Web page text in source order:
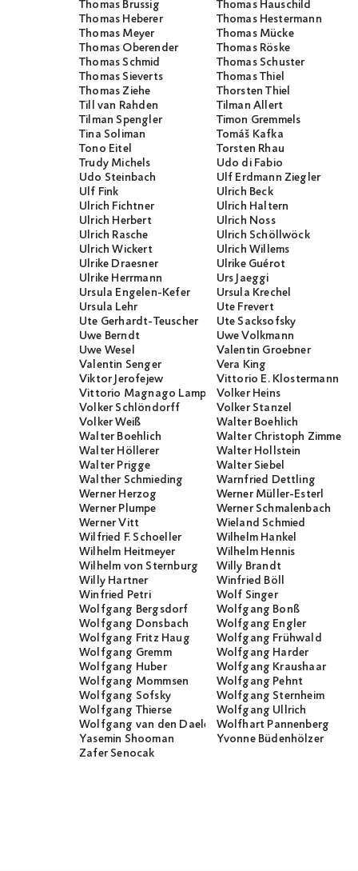
Thomas Brussig
Thomas Hauschild
Thomas Heberer
Thomas Hestermann
Thomas Meyer
Thomas Mücke
Thomas Oberender
Thomas Röske
Thomas Schmid
Thomas Schuster
Thomas Sieverts
Thomas Thiel
Thomas Ziehe
Thorsten Thiel
Till van Rahden
Tilman Allert
Tilman Spengler
Timon Gremmels
Tina Soliman
Tomáš Kafka
Tono Eitel
Torsten Rhau
Trudy Michels
Udo di Fabio
Udo Steinbach
Ulf Erdmann Ziegler
Ulf Fink
Ulrich Beck
Ulrich Fichtner
Ulrich Haltern
Ulrich Herbert
Ulrich Noss
Ulrich Rasche
Ulrich Schöllwöck
Ulrich Wickert
Ulrich Willems
Ulrike Draesner
Ulrike Guérot
Ulrike Herrmann
Urs Jaeggi
Ursula Engelen-Kefer
Ursula Krechel
Ursula Lehr
Ute Frevert
Ute Gerhardt-Teuscher
Ute Sacksofsky
Uwe Berndt
Uwe Volkmann
Uwe Wesel
Valentin Groebner
Valentin Senger
Vera King
Viktor Jerofejew
Vittorio E. Klostermann
Vittorio Magnago LampugnaniVolker Heins
Volker Schlöndorff
Volker Stanzel
Volker Weiß
Walter Boehlich
Walter Boehlich
Walter Christoph Zimmerli
Walter Höllerer
Walter Hollstein
Walter Prigge
Walter Siebel
Walther Schmieding
Warnfried Dettling
Werner Herzog
Werner Müller-Esterl
Werner Plumpe
Werner Schmalenbach
Werner Vitt
Wieland Schmied
Wilfried F. Schoeller
Wilhelm Hankel
Wilhelm Heitmeyer
Wilhelm Hennis
Wilhelm von Sternburg
Willy Brandt
Willy Hartner
Winfried Böll
Winfried Petri
Wolf Singer
Wolfgang Bergsdorf
Wolfgang Bonß
Wolfgang Donsbach
Wolfgang Engler
Wolfgang Fritz Haug
Wolfgang Frühwald
Wolfgang Gremm
Wolfgang Harder
Wolfgang Huber
Wolfgang Kraushaar
Wolfgang Mommsen
Wolfgang Pehnt
Wolfgang Sofsky
Wolfgang Sternheim
Wolfgang Thierse
Wolfgang Ullrich
Wolfgang van den Daele
Wolfhart Pannenberg
Yasemin Shooman
Yvonne Büdenhölzer
Zafer Senocak